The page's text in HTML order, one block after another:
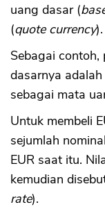
uang dasar (
(quote currency).
Sebagai contoh,
dasarnya
sebagai mata
Untuk membeli
sejumlah
EUR saat itu.
kemudian
rate).